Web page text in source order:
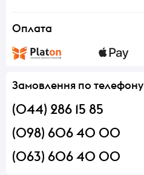
Оплата
Замовлення по телефону
(044) 286 15 85
(098) 606 40 00
(063) 606 40 00